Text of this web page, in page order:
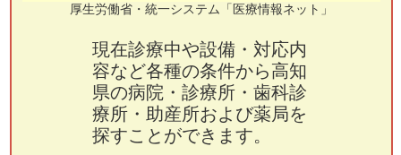
厚生労働省・統一システム「医療情報ネット」
現在診療中や設備・対応内
容など各種の条件から高知
県の病院・診療所・歯科診
療所・助産所および薬局を
探すことができます。